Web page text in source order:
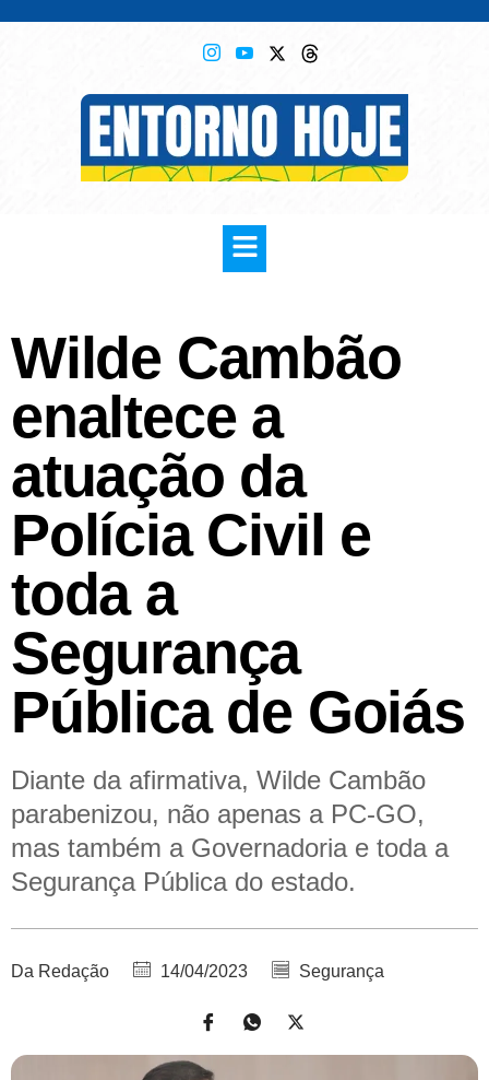
Wilde Cambão
enaltece a
atuação da
Polícia Civil e
toda a
Segurança
Pública de Goiás
Diante da afirmativa, Wilde Cambão
parabenizou, não apenas a PC-GO,
mas também a Governadoria e toda a
Segurança Pública do estado.
Da Redação 14/04/2023 Segurança